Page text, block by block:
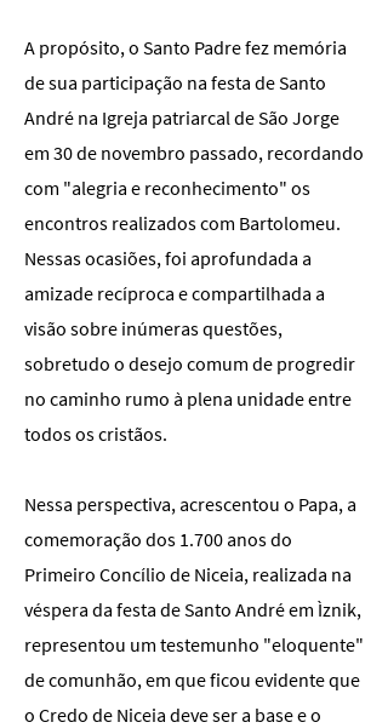
A propósito, o Santo Padre fez memória
de sua participação na festa de Santo
André na Igreja patriarcal de São Jorge
em 30 de novembro passado, recordando
com "alegria e reconhecimento" os
encontros realizados com Bartolomeu.
Nessas ocasiões, foi aprofundada a
amizade recíproca e compartilhada a
visão sobre inúmeras questões,
sobretudo o desejo comum de progredir
no caminho rumo à plena unidade entre
todos os cristãos.
Nessa perspectiva, acrescentou o Papa, a
comemoração dos 1.700 anos do
Primeiro Concílio de Niceia, realizada na
véspera da festa de Santo André em Ìznik,
representou um testemunho "eloquente"
de comunhão, em que ficou evidente que
o Credo de Niceia deve ser a base e o